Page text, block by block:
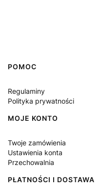
Linki w stopce
POMOC
Regulaminy
Polityka prywatności
MOJE KONTO
Twoje zamówienia
Ustawienia konta
Przechowalnia
PŁATNOŚCI I DOSTAWA